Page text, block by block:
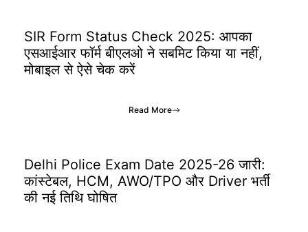
SIR Form Status Check 2025: आपका
एसआईआर फॉर्म बीएलओ ने सबमिट किया या नहीं,
मोबाइल से ऐसे चेक करें
Read More
Delhi Police Exam Date 2025-26 जारी:
कांस्टेबल, HCM, AWO/TPO और Driver भर्ती
की नई तिथि घोषित